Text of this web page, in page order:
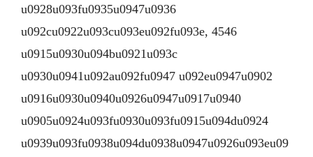
u0928u093fu0935u0947u0936
u092cu0922u093cu093eu092fu093e, 4546
u0915u0930u094bu0921u093c
u0930u0941u092au092fu0947 u092eu0947u0902
u0916u0930u0940u0926u0947u0917u0940
u0905u0924u093fu0930u093fu0915u094du0924
u0939u093fu0938u094du0938u0947u0926u093eu09